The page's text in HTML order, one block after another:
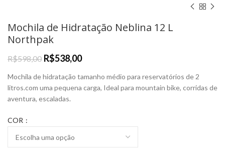
Mochila de Hidratação Neblina 12 L
Northpak
R$598,00 R$538,00
Mochila de hidratação tamanho médio para reservatórios de 2
litros.com uma pequena carga, Ideal para mountain bike, corridas de
aventura, escaladas.
COR